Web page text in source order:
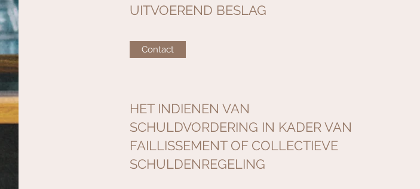
UITVOEREND BESLAG
Contact
HET INDIENEN VAN
SCHULDVORDERING IN KADER VAN
FAILLISSEMENT OF COLLECTIEVE
SCHULDENREGELING